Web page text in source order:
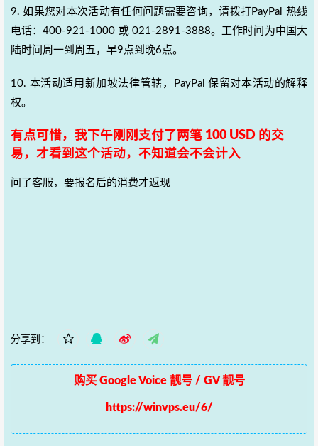
9. 如果您对本次活动有任何问题需要咨询，请拨打PayPal 热线
电话：400-921-1000 或 021-2891-3888。工作时间为中国大
陆时间周一到周五，早9点到晚6点。
10. 本活动适用新加坡法律管辖，PayPal 保留对本活动的解释
权。
有点可惜，我下午刚刚支付了两笔 100 USD 的交
易，才看到这个活动，不知道会不会计入
问了客服，要报名后的消费才返现
分享到：
购买 Google Voice 靓号 / GV 靓号
https://winvps.eu/6/